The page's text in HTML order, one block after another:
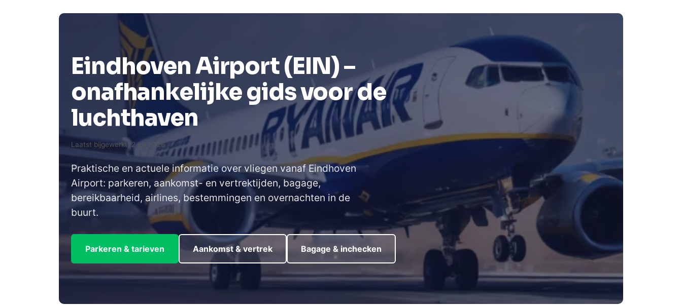
Eindhoven Airport (EIN) –
onafhankelijke gids voor de
luchthaven
Laatst bijgewerkt: 2 juli 2026
Praktische en actuele informatie over vliegen vanaf Eindhoven
Airport: parkeren, aankomst- en vertrektijden, bagage,
bereikbaarheid, airlines, bestemmingen en overnachten in de
buurt.
Parkeren & tarieven Aankomst & vertrek Bagage & inchecken